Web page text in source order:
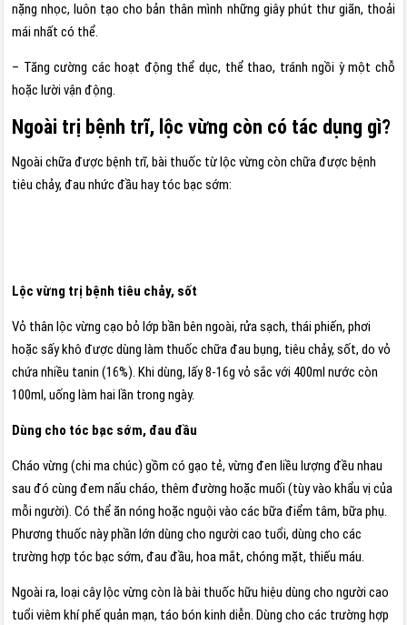
nặng nhọc, luôn tạo cho bản thân mình những giây phút thư giãn, thoải
mái nhất có thể.
– Tăng cường các hoạt động thể dục, thể thao, tránh ngồi ỳ một chỗ
hoặc lười vận động.
Ngoài trị bệnh trĩ, lộc vừng còn có tác dụng gì?
Ngoài chữa được bệnh trĩ, bài thuốc từ lộc vừng còn chữa được bệnh
tiêu chảy, đau nhức đầu hay tóc bạc sớm:
Lộc vừng trị bệnh tiêu chảy, sốt
Vỏ thân lộc vừng cạo bỏ lớp bần bên ngoài, rửa sạch, thái phiến, phơi
hoặc sấy khô được dùng làm thuốc chữa đau bụng, tiêu chảy, sốt, do vỏ
chứa nhiều tanin (16%). Khi dùng, lấy 8-16g vỏ sắc với 400ml nước còn
100ml, uống làm hai lần trong ngày.
Dùng cho tóc bạc sớm, đau đầu
Cháo vừng (chi ma chúc) gồm có gạo tẻ, vừng đen liều lượng đều nhau
sau đó cùng đem nấu cháo, thêm đường hoặc muối (tùy vào khẩu vị của
mỗi người). Có thể ăn nóng hoặc nguội vào các bữa điểm tâm, bữa phụ.
Phương thuốc này phần lớn dùng cho người cao tuổi, dùng cho các
trường hợp tóc bạc sớm, đau đầu, hoa mắt, chóng mặt, thiếu máu.
Ngoài ra, loại cây lộc vừng còn là bài thuốc hữu hiệu dùng cho người cao
tuổi viêm khí phế quản mạn, táo bón kinh diễn. Dùng cho các trường hợp